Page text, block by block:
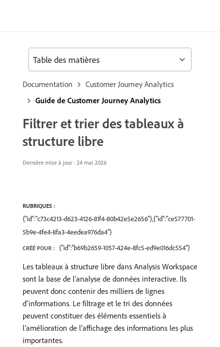
Documentation
Customer Journey Analytics
Guide de Customer Journey Analytics
Filtrer et trier des tableaux à
structure libre
Dernière mise à jour : 24 mai 2026
RUBRIQUES :
{"id":"c73c4213-d623-4126-81f4-80b42e5e2656"},{"id":"ce577701-
5b9e-4fe4-8fa3-4eedea976da4"}
CRÉÉ POUR : {"id":"b69b2659-1057-424e-8fc5-ed9e016dc554"}
Les tableaux à structure libre dans Analysis Workspace
sont la base de l’analyse de données interactive. Ils
peuvent donc contenir des milliers de lignes
d’informations. Le filtrage et le tri des données
peuvent constituer des éléments essentiels à
l’amélioration de l’affichage des informations les plus
importantes.
Table des matières